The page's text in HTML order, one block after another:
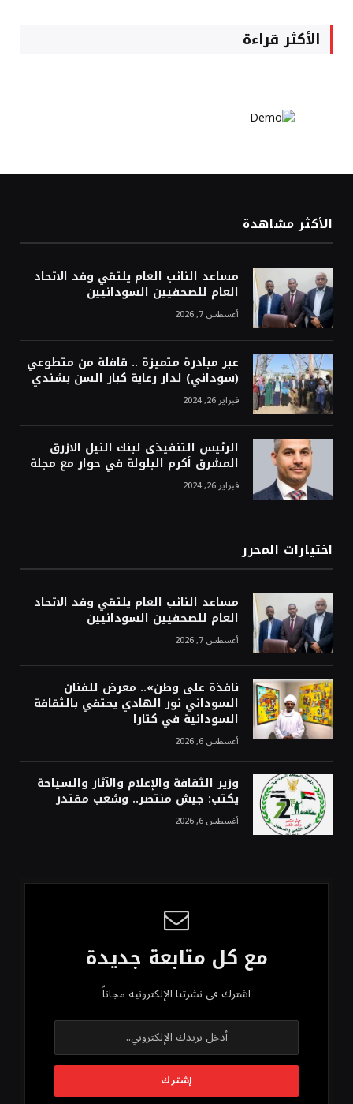
الأكثر قراءة
الأكثر مشاهدة
مساعد النائب العام يلتقي وفد الاتحاد
العام للصحفيين السودانيين
أغسطس 7, 2026
عبر مبادرة متميزة .. قافلة من متطوعي
(سوداني) لدار رعاية كبار السن بشندي
فبراير 26, 2024
الرئيس التنفيذى لبنك النيل الازرق
المشرق أكرم البلولة في حوار مع مجلة
فبراير 26, 2024
اختيارات المحرر
مساعد النائب العام يلتقي وفد الاتحاد
العام للصحفيين السودانيين
أغسطس 7, 2026
نافذة على وطن».. معرض للفنان
السوداني نور الهادي يحتفي بالثقافة
السودانية في كتارا
أغسطس 6, 2026
وزير الثقافة والإعلام والآثار والسياحة
يكتب: جيش منتصر.. وشعب مقتدر
أغسطس 6, 2026
مع كل متابعة جديدة
اشترك في نشرتنا الإلكترونية مجاناً